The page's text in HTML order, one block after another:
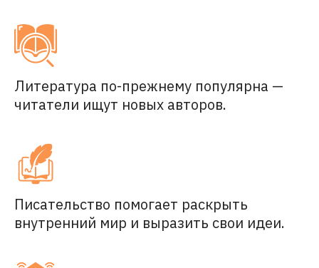
Литература по-прежнему популярна —
читатели ищут новых авторов.
Писательство помогает раскрыть
внутренний мир и выразить свои идеи.